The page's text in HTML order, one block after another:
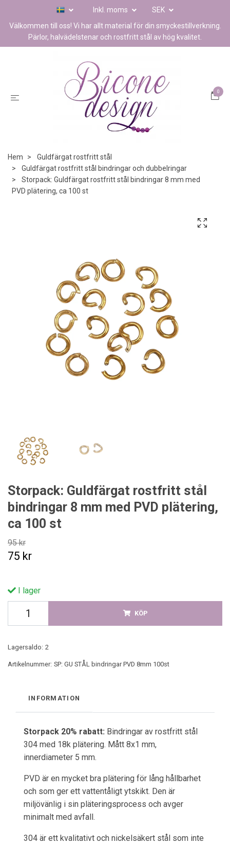
Inkl. moms
SEK
Välkommen till oss! Vi har allt material för din smyckestillverkning.
Pärlor, halvädelstenar och rostfritt stål av hög kvalitet.
0
Hem
Guldfärgat rostfritt stål
Guldfärgat rostfritt stål bindringar och dubbelringar
Storpack: Guldfärgat rostfritt stål bindringar 8 mm med
PVD plätering, ca 100 st
Storpack: Guldfärgat rostfritt stål
bindringar 8 mm med PVD plätering,
ca 100 st
95 kr
75 kr
I lager
KÖP
Lagersaldo: 2
Artikelnummer: SP: GU STÅL bindringar PVD 8mm 100st
INFORMATION
Storpack 20% rabatt: Bindringar av rostfritt stål
304 med 18k plätering. Mått 8x1 mm,
innerdiameter 5 mm.
PVD är en mycket bra plätering för lång hållbarhet
och som ger ett vattentåligt ytskikt. Den är
miljövänlig i sin pläteringsprocess och avger
minimalt med avfall.
304 är ett kvalitativt och nickelsäkert stål som inte